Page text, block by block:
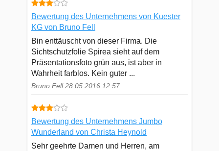
Bewertung des Unternehmens von Kuester
KG von Bruno Fell
Bin enttäuscht von dieser Firma. Die
Sichtschutzfolie Spirea sieht auf dem
Präsentationsfoto grün aus, ist aber in
Wahrheit farblos. Kein guter ...
Bruno Fell 28.05.2016 12:57
Bewertung des Unternehmens Jumbo
Wunderland von Christa Heynold
Sehr geehrte Damen und Herren, am